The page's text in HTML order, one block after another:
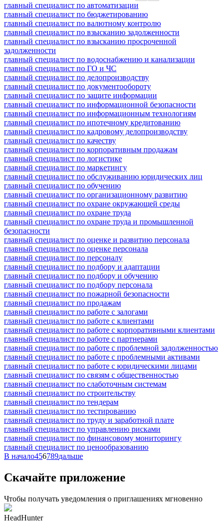
главный специалист по автоматизации
главный специалист по бюджетированию
главный специалист по валютному контролю
главный специалист по взысканию задолженности
главный специалист по взысканию просроченной
задолженности
главный специалист по водоснабжению и канализации
главный специалист по ГО и ЧС
главный специалист по делопроизводству
главный специалист по документообороту
главный специалист по защите информации
главный специалист по информационной безопасности
главный специалист по информационным технологиям
главный специалист по ипотечному кредитованию
главный специалист по кадровому делопроизводству
главный специалист по качеству
главный специалист по корпоративным продажам
главный специалист по логистике
главный специалист по маркетингу
главный специалист по обслуживанию юридических лиц
главный специалист по обучению
главный специалист по организационному развитию
главный специалист по охране окружающей среды
главный специалист по охране труда
главный специалист по охране труда и промышленной
безопасности
главный специалист по оценке и развитию персонала
главный специалист по оценке персонала
главный специалист по персоналу
главный специалист по подбору и адаптации
главный специалист по подбору и обучению
главный специалист по подбору персонала
главный специалист по пожарной безопасности
главный специалист по продажам
главный специалист по работе с залогами
главный специалист по работе с клиентами
главный специалист по работе с корпоративными клиентами
главный специалист по работе с партнерами
главный специалист по работе с проблемной задолженностью
главный специалист по работе с проблемными активами
главный специалист по работе с юридическими лицами
главный специалист по связям с общественностью
главный специалист по слаботочным системам
главный специалист по строительству
главный специалист по тендерам
главный специалист по тестированию
главный специалист по труду и заработной плате
главный специалист по управлению рисками
главный специалист по финансовому мониторингу
главный специалист по ценообразованию
В начало456789дальше
Скачайте приложение
Чтобы получать уведомления о приглашениях мгновенно
HeadHunter